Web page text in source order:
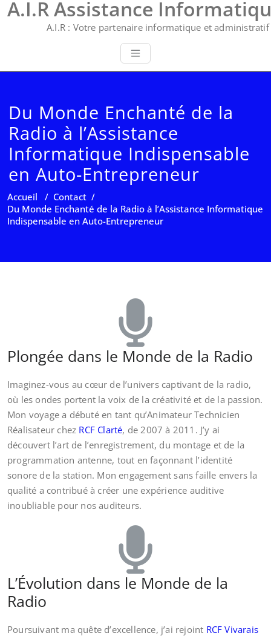
A.I.R Assistance
A.I.R : Votre partenaire informatique et administratif
Du Monde Enchanté de la
Radio à l’Assistance
Informatique Indispensable
en Auto-Entrepreneur
Accueil / Contact /
Du Monde Enchanté de la Radio à l’Assistance Informatique
Indispensable en Auto-Entrepreneur
Plongée dans le Monde de la Radio
Imaginez-vous au cœur de l’univers captivant de la radio,
où les ondes portent la voix de la créativité et de la passion.
Mon voyage a débuté en tant qu’Animateur Technicien
Réalisateur chez RCF Clarté, de 2007 à 2011. J’y ai
découvert l’art de l’enregistrement, du montage et de la
programmation antenne, tout en façonnant l’identité
sonore de la station. Mon engagement sans faille envers la
qualité a contribué à créer une expérience auditive
inoubliable pour nos auditeurs.
L’Évolution dans le Monde de la
Radio
Poursuivant ma quête d’excellence, j’ai rejoint RCF Vivarais